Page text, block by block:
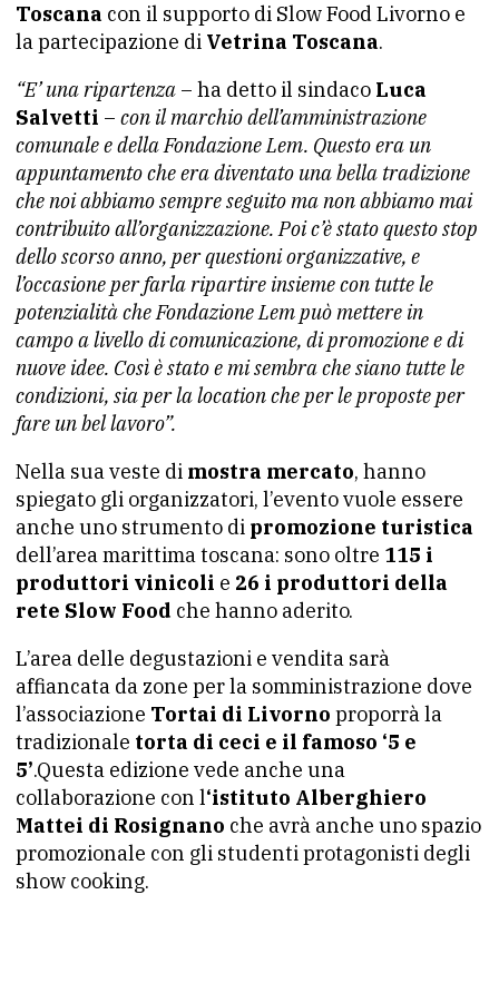
Toscana con il supporto di Slow Food Livorno e
la partecipazione di Vetrina Toscana.
“E’ una ripartenza – ha detto il sindaco Luca
Salvetti – con il marchio dell’amministrazione
comunale e della Fondazione Lem. Questo era un
appuntamento che era diventato una bella tradizione
che noi abbiamo sempre seguito ma non abbiamo mai
contribuito all’organizzazione. Poi c’è stato questo stop
dello scorso anno, per questioni organizzative, e
l’occasione per farla ripartire insieme con tutte le
potenzialità che Fondazione Lem può mettere in
campo a livello di comunicazione, di promozione e di
nuove idee. Così è stato e mi sembra che siano tutte le
condizioni, sia per la location che per le proposte per
fare un bel lavoro”.
Nella sua veste di mostra mercato, hanno
spiegato gli organizzatori, l’evento vuole essere
anche uno strumento di promozione turistica
dell’area marittima toscana: sono oltre 115 i
produttori vinicoli e 26 i produttori della
rete Slow Food che hanno aderito.
L’area delle degustazioni e vendita sarà
affiancata da zone per la somministrazione dove
l’associazione Tortai di Livorno proporrà la
tradizionale torta di ceci e il famoso ‘5 e
5’.Questa edizione vede anche una
collaborazione con l‘istituto Alberghiero
Mattei di Rosignano che avrà anche uno spazio
promozionale con gli studenti protagonisti degli
show cooking.